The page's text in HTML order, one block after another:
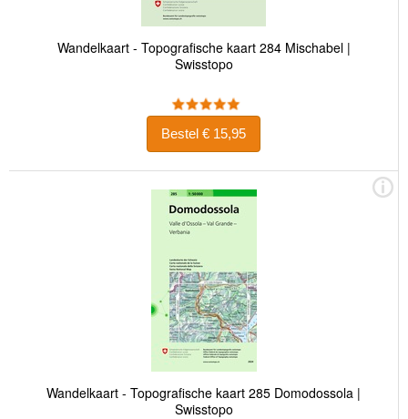
Wandelkaart - Topografische kaart 284 Mischabel |
Swisstopo
Bestel € 15,95
Wandelkaart - Topografische kaart 285 Domodossola |
Swisstopo